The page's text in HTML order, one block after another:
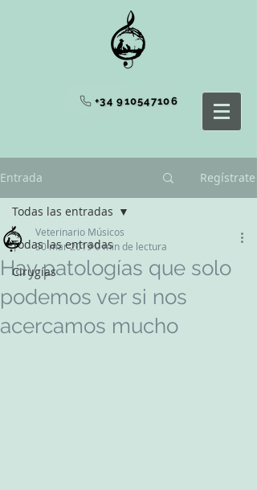
+34 910547106
Entrada Regístrate
Todas las entradas
Cirugías
Todas las entradas
Hay patologías que solo
podemos ver si nos
acercamos mucho
Veterinario Músicos
30 mar 20190 min de lectura